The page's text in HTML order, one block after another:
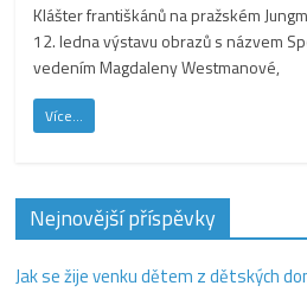
Klášter františkánů na pražském
12. ledna výstavu obrazů s názvem
vedením Magdaleny Westmanové,
Více...
Nejnovější příspěvky
Jak se žije venku dětem z dětských